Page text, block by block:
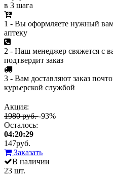
в 3 шага
1 - Вы оформляете нужный
аптеку
2 - Наш менеджер свяжется с
подтвердит заказ
3 - Вам доставляют заказ
курьерской службой
Акция:
1980 руб.-93%
Осталось:
04:20:29
147руб.
Заказать
В наличии
23 шт.